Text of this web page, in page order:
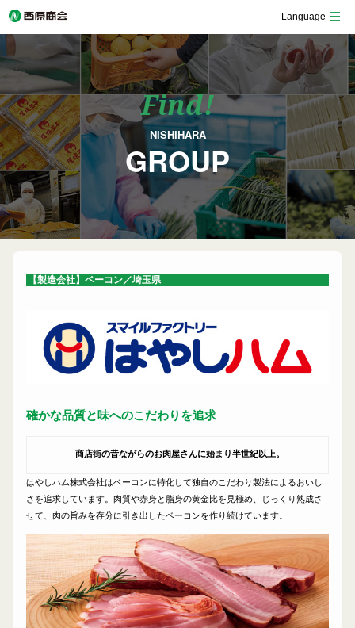
Language
Find!
NISHIHARA
GROUP
【製造会社】ベーコン／埼玉県
確かな品質と味へのこだわりを追求
商店街の昔ながらのお肉屋さんに始まり半世紀以上。
はやしハム株式会社はベーコンに特化して独自のこだわり製法によるおいし
さを追求しています。肉質や赤身と脂身の黄金比を見極め、じっくり熟成さ
せて、肉の旨みを存分に引き出したベーコンを作り続けています。